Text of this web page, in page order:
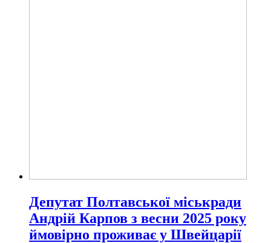
Депутат Полтавської міськради
Андрій Карпов з весни 2025 року
ймовірно проживає у Швейцарії